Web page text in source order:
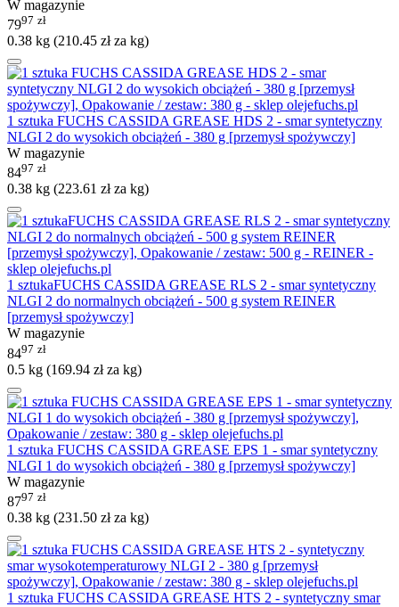
W magazynie
7997 zł
0.38 kg (210.45 złza kg)
1 sztuka FUCHS CASSIDA GREASE HDS 2 - smar syntetyczny
NLGI 2 do wysokich obciążeń - 380 g [przemysł spożywczy]
W magazynie
8497 zł
0.38 kg (223.61 złza kg)
1 sztukaFUCHS CASSIDA GREASE RLS 2 - smar syntetyczny
NLGI 2 do normalnych obciążeń - 500 g system REINER
[przemysł spożywczy]
W magazynie
8497 zł
0.5 kg (169.94 złza kg)
1 sztuka FUCHS CASSIDA GREASE EPS 1 - smar syntetyczny
NLGI 1 do wysokich obciążeń - 380 g [przemysł spożywczy]
W magazynie
8797 zł
0.38 kg (231.50 złza kg)
1 sztuka FUCHS CASSIDA GREASE HTS 2 - syntetyczny smar